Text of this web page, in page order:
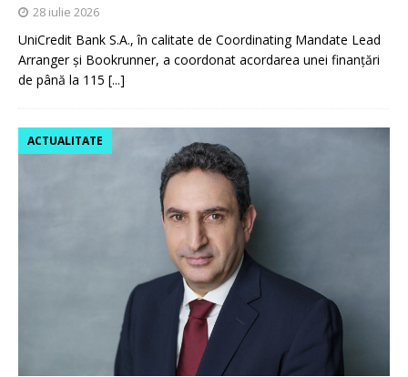
28 iulie 2026
UniCredit Bank S.A., în calitate de Coordinating Mandate Lead
Arranger și Bookrunner, a coordonat acordarea unei finanțări
de până la 115 [...]
ACTUALITATE